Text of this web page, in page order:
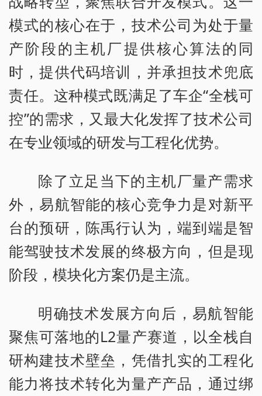
模式的核心在于，技术公司为处于量
产阶段的主机厂提供核心算法的同
时，提供代码培训，并承担技术兜底
责任。这种模式既满足了车企“全栈可
控”的需求，又最大化发挥了技术公司
在专业领域的研发与工程化优势。
除了立足当下的主机厂量产需求
外，易航智能的核心竞争力是对新平
台的预研，陈禹行认为，端到端是智
能驾驶技术发展的终极方向，但是现
阶段，模块化方案仍是主流。
明确技术发展方向后，易航智能
聚焦可落地的L2量产赛道，以全栈自
研构建技术壁垒，凭借扎实的工程化
能力将技术转化为量产产品，通过绑